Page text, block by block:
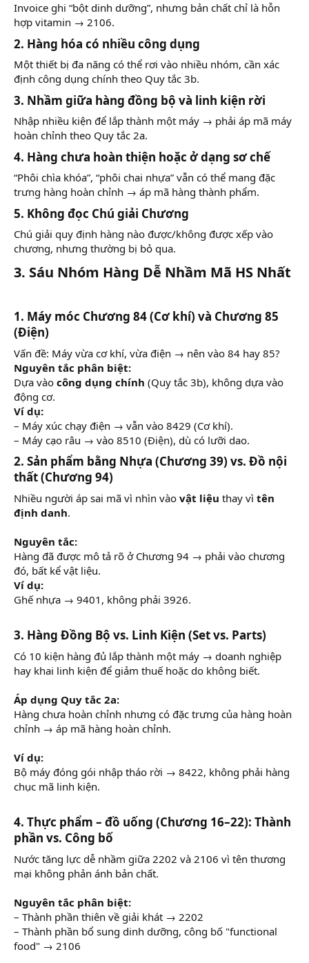
Invoice ghi “bột dinh dưỡng”, nhưng bản chất chỉ là hỗn
hợp vitamin → 2106.
2. Hàng hóa có nhiều công dụng
Một thiết bị đa năng có thể rơi vào nhiều nhóm, cần xác
định công dụng chính theo Quy tắc 3b.
3. Nhầm giữa hàng đồng bộ và linh kiện rời
Nhập nhiều kiện để lắp thành một máy → phải áp mã máy
hoàn chỉnh theo Quy tắc 2a.
4. Hàng chưa hoàn thiện hoặc ở dạng sơ chế
“Phôi chìa khóa”, “phôi chai nhựa” vẫn có thể mang đặc
trưng hàng hoàn chỉnh → áp mã hàng thành phẩm.
5. Không đọc Chú giải Chương
Chú giải quy định hàng nào được/không được xếp vào
chương, nhưng thường bị bỏ qua.
3. Sáu Nhóm Hàng Dễ Nhầm Mã HS Nhất
1. Máy móc Chương 84 (Cơ khí) và Chương 85
(Điện)
Vấn đề: Máy vừa cơ khí, vừa điện → nên vào 84 hay 85?
Nguyên tắc phân biệt:
Dựa vào công dụng chính (Quy tắc 3b), không dựa vào
động cơ.
Ví dụ:
– Máy xúc chạy điện → vẫn vào 8429 (Cơ khí).
– Máy cạo râu → vào 8510 (Điện), dù có lưỡi dao.
2. Sản phẩm bằng Nhựa (Chương 39) vs. Đồ nội
thất (Chương 94)
Nhiều người áp sai mã vì nhìn vào vật liệu thay vì tên
định danh.
Nguyên tắc:
Hàng đã được mô tả rõ ở Chương 94 → phải vào chương
đó, bất kể vật liệu.
Ví dụ:
Ghế nhựa → 9401, không phải 3926.
3. Hàng Đồng Bộ vs. Linh Kiện (Set vs. Parts)
Có 10 kiện hàng đủ lắp thành một máy → doanh nghiệp
hay khai linh kiện để giảm thuế hoặc do không biết.
Áp dụng Quy tắc 2a:
Hàng chưa hoàn chỉnh nhưng có đặc trưng của hàng hoàn
chỉnh → áp mã hàng hoàn chỉnh.
Ví dụ:
Bộ máy đóng gói nhập tháo rời → 8422, không phải hàng
chục mã linh kiện.
4. Thực phẩm – đồ uống (Chương 16–22): Thành
phần vs. Công bố
Nước tăng lực dễ nhầm giữa 2202 và 2106 vì tên thương
mại không phản ánh bản chất.
Nguyên tắc phân biệt:
– Thành phần thiên về giải khát → 2202
– Thành phần bổ sung dinh dưỡng, công bố "functional
food" → 2106